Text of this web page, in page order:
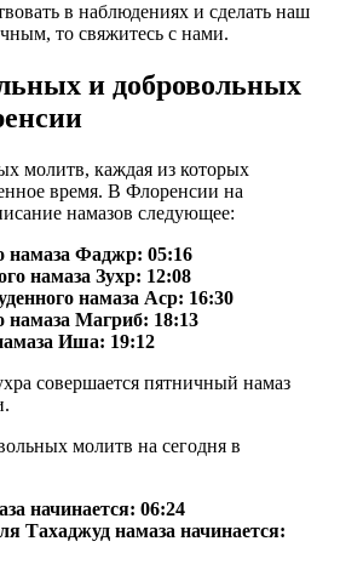
в наблюдениях и сделать наш
то свяжитесь с нами.
и добровольных
молитв, каждая из которых
время. В Флоренсии на
намазов следующее:
намаза Фаджр: 05:16
намаза Зухр: 12:08
намаза Аср: 16:30
намаза Магриб: 18:13
Иша: 19:12
совершается пятничный намаз
молитв на сегодня в
начинается: 06:24
Тахаджуд намаза начинается: